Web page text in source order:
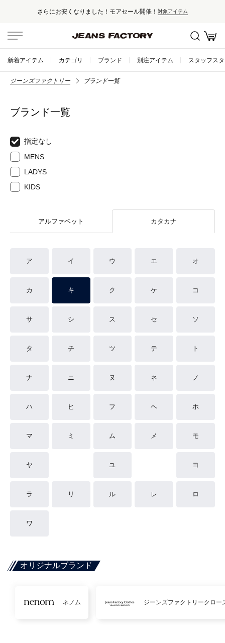
さらにお安くなりました！モアセール開催！ 対象アイテム
新着アイテム カテゴリ ブランド 別注アイテム スタッフス
ジーンズファクトリー ブランド一覧
ブランド一覧
指定なし
MENS
LADYS
KIDS
アルファベット カタカナ
ア イ ウ エ オ
カ キ ク ケ コ
サ シ ス セ ソ
タ チ ツ テ ト
ナ ニ ヌ ネ ノ
ハ ヒ フ ヘ ホ
マ ミ ム メ モ
ヤ ユ ヨ
ラ リ ル レ ロ
ワ
オリジナルブランド
ネノム ジーンズファクトリークロー